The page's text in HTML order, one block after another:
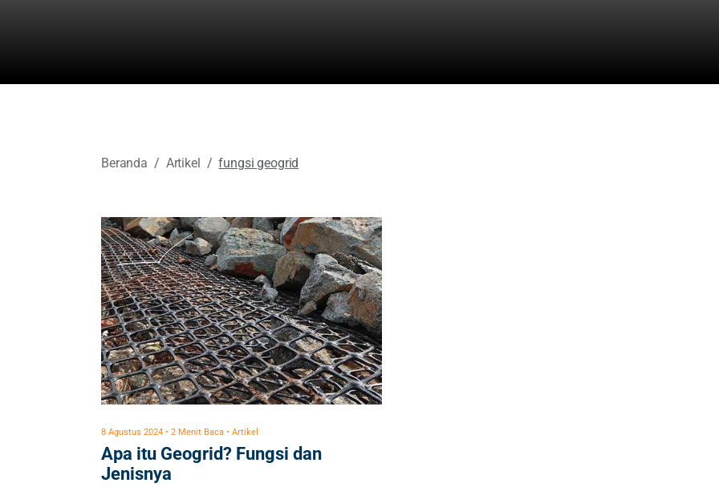
Beranda Artikel fungsi geogrid
8 Agustus 2024 • 2 Menit Baca • Artikel
Apa itu Geogrid? Fungsi dan
Jenisnya